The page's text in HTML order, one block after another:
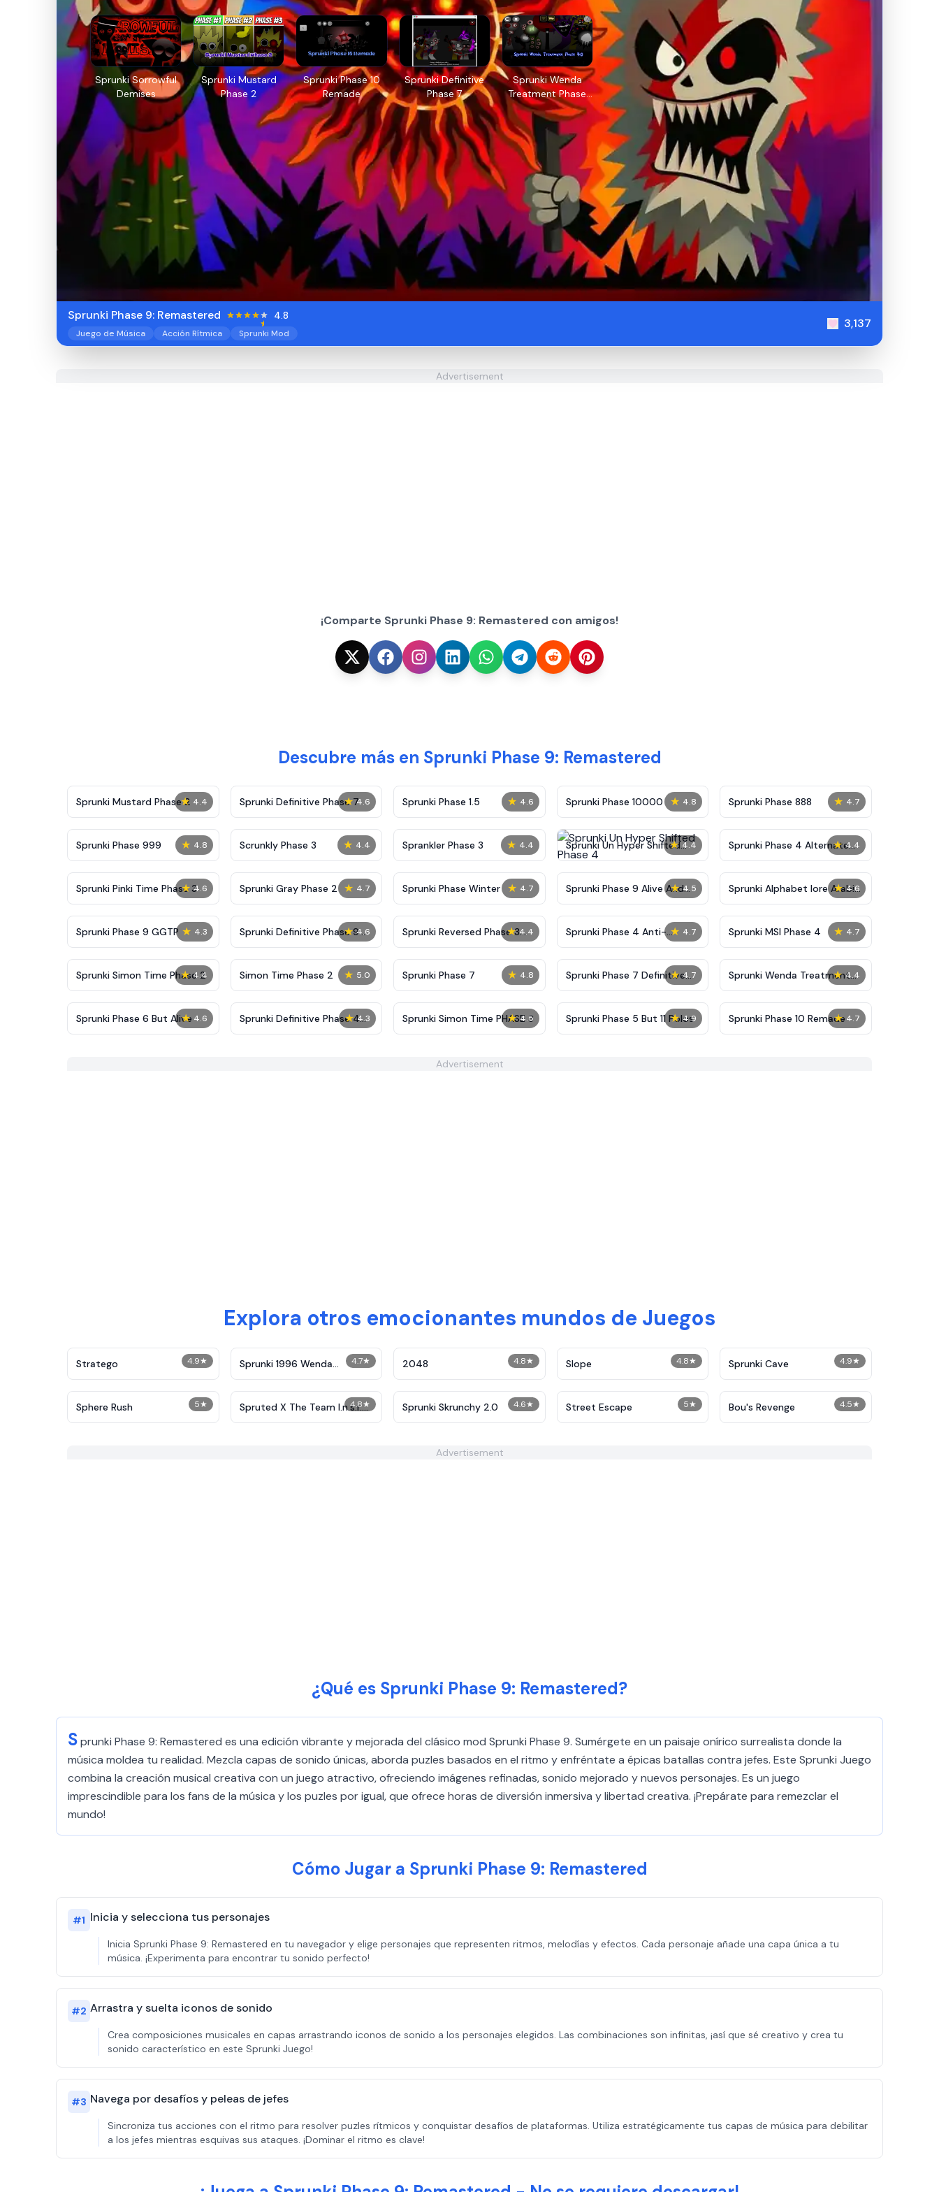
Sprunki Sorrowful
Demises
Sprunki Mustard
Phase 2
Sprunki Phase 10
Remade
Sprunki Definitive
Phase 7
Sprunki Wenda
Treatment Phase
40
Sprunki Phase 9: Remastered 4.8
Juego de Música Acción Rítmica Sprunki Mod
3,137
Advertisement
¡Comparte Sprunki Phase 9: Remastered con amigos!
Descubre más en Sprunki Phase 9: Remastered
★ 4.4
Sprunki Mustard Phase 2 ★ 4.6
Sprunki Definitive Phase 7 ★ 4.6
Sprunki Phase 1.5 ★ 4.8
Sprunki Phase 10000 ★ 4.7
Sprunki Phase 888
★ 4.8
Sprunki Phase 999 ★ 4.4
Scrunkly Phase 3 ★ 4.4
Sprankler Phase 3 ★ 4.4
Sprunki Un Hyper Shifted
Phase 4
★ 4.4
Sprunki Phase 4 Alternate
Edition
★ 4.6
Sprunki Pinki Time Phase 3 ★ 4.7
Sprunki Gray Phase 2 ★ 4.7
Sprunki Phase Winter ★ 4.5
Sprunki Phase 9 Alive And
Malediction
★ 4.6
Sprunki Alphabet lore Arabic
Phase 3
★ 4.3
Sprunki Phase 9 GGTP ★ 4.6
Sprunki Definitive Phase 9
New
★ 4.4
Sprunki Reversed Phase 3
Definitive
★ 4.7
Sprunki Phase 4 Anti-
Shifted
★ 4.7
Sprunki MSI Phase 4
★ 4.4
Sprunki Simon Time Phase 2 ★ 5.0
Simon Time Phase 2 ★ 4.8
Sprunki Phase 7 ★ 4.7
Sprunki Phase 7 Definitive
(Fanmade)
★ 4.4
Sprunki Wenda Treatment
Phase 40
★ 4.6
Sprunki Phase 6 But Alive ★ 4.3
Sprunki Definitive Phase 4
But Alive
★ 4.5
Sprunki Simon Time PHASE 3 ★ 4.9
Sprunki Phase 5 But 11 Polos ★ 4.7
Sprunki Phase 10 Remade
Advertisement
Explora otros emocionantes mundos de Juegos
4.9★
Stratego 4.7★
Sprunki 1996 Wenda
Treatment
4.8★
2048 4.8★
Slope 4.9★
Sprunki Cave
5★
Sphere Rush 4.8★
Spruted X The Team I.n.s.r.
Remastered​
4.6★
Sprunki Skrunchy 2.0 5★
Street Escape 4.5★
Bou's Revenge
Advertisement
¿Qué es Sprunki Phase 9: Remastered?
Sprunki Phase 9: Remastered es una edición vibrante y mejorada del clásico mod Sprunki Phase 9. Sumérgete en un paisaje onírico surrealista donde la
música moldea tu realidad. Mezcla capas de sonido únicas, aborda puzles basados en el ritmo y enfréntate a épicas batallas contra jefes. Este Sprunki Juego
combina la creación musical creativa con un juego atractivo, ofreciendo imágenes refinadas, sonido mejorado y nuevos personajes. Es un juego
imprescindible para los fans de la música y los puzles por igual, que ofrece horas de diversión inmersiva y libertad creativa. ¡Prepárate para remezclar el
mundo!
Cómo Jugar a Sprunki Phase 9: Remastered
#1 Inicia y selecciona tus personajes
Inicia Sprunki Phase 9: Remastered en tu navegador y elige personajes que representen ritmos, melodías y efectos. Cada personaje añade una capa única a tu
música. ¡Experimenta para encontrar tu sonido perfecto!
#2 Arrastra y suelta iconos de sonido
Crea composiciones musicales en capas arrastrando iconos de sonido a los personajes elegidos. Las combinaciones son infinitas, ¡así que sé creativo y crea tu
sonido característico en este Sprunki Juego!
#3 Navega por desafíos y peleas de jefes
Sincroniza tus acciones con el ritmo para resolver puzles rítmicos y conquistar desafíos de plataformas. Utiliza estratégicamente tus capas de música para debilitar
a los jefes mientras esquivas sus ataques. ¡Dominar el ritmo es clave!